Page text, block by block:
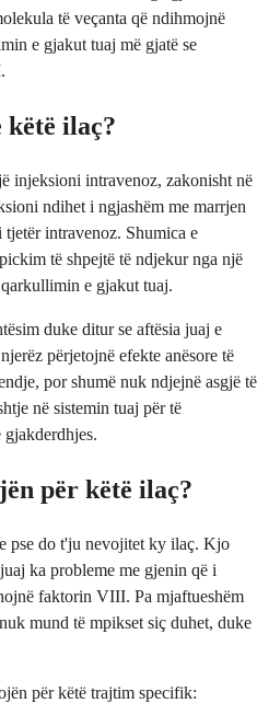
të veçanta që ndihmojnë
e gjakut tuaj më gjatë se
ilaç?
injeksioni intravenoz, zakonisht në
ndihet i ngjashëm me marrjen
intravenoz. Shumica e
të shpejtë të ndjekur nga një
e gjakut tuaj.
duke ditur se aftësia juaj e
përjetojnë efekte anësore të
por shumë nuk ndjejnë asgjë të
në sistemin tuaj për të
gjakderdhjes.
për këtë ilaç?
pse do t'ju nevojitet ky ilaç. Kjo
ka probleme me gjenin që i
faktorin VIII. Pa mjaftueshëm
mund të mpikset siç duhet, duke
për këtë trajtim specifik: